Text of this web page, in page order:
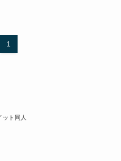
1
ット同人